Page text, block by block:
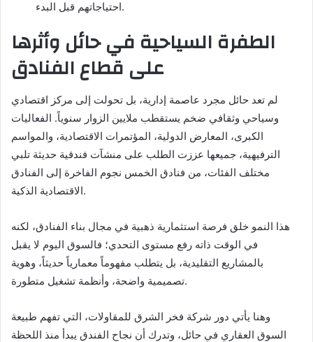
احتياجاتهم قبل البدء.
الطفرة السياحية في حائل وأثرها
على قطاع الفنادق
لم تعد حائل مجرد عاصمة إدارية، بل تحولت إلى مركز اقتصادي
وسياحي وثقافي ضخم يستقطب ملايين الزوار سنوياً. الفعاليات
الكبرى، المعارض الدولية، المؤتمرات الاقتصادية، والمواسم
الترفيهية، جميعها عززت الطلب على منشآت فندقية حديثة تلبي
مختلف الفئات، من فنادق الخمس نجوم الفاخرة إلى الفنادق
الاقتصادية الذكية.
هذا النمو خلق فرصة استثمارية ذهبية في مجال بناء الفنادق، لكنه
في الوقت ذاته رفع مستوى التحدي؛ فالسوق اليوم لا يقبل
بالمشاريع التقليدية، بل يتطلب مفهوماً معمارياً حديثاً، وهوية
تصميمية واضحة، وأنظمة تشغيل متطورة.
وهنا يأتي دور شركة فخر الشرق للمقاولات، التي تفهم طبيعة
السوق العقاري في حائل، وتدرك أن نجاح الفندق يبدأ منذ اللحظة